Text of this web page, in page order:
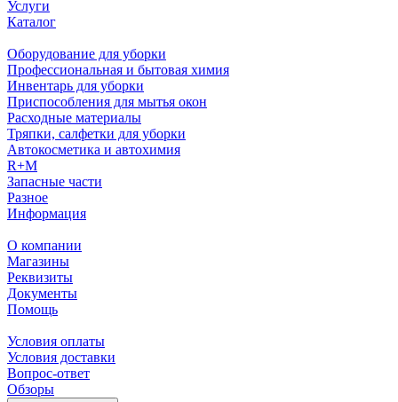
Услуги
Каталог
Оборудование для уборки
Профессиональная и бытовая химия
Инвентарь для уборки
Приспособления для мытья окон
Расходные материалы
Тряпки, салфетки для уборки
Автокосметика и автохимия
R+M
Запасные части
Разное
Информация
О компании
Магазины
Реквизиты
Документы
Помощь
Условия оплаты
Условия доставки
Вопрос-ответ
Обзоры